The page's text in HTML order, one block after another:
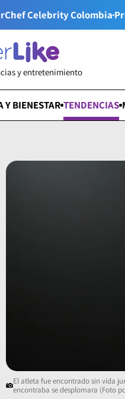
Celebrity Colombia
y entretenimiento
Y BIENESTAR TENDENCIAS
El atleta fue encontrado sin vida
encontraba se desplomara (Foto